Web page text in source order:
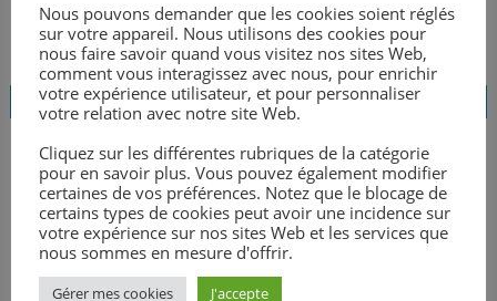
Formation sur le circuit du Mans
Posté14 mars 2023 par Laurence Bouthemy
Nous pouvons demander que les cookies soient réglés
sur votre appareil. Nous utilisons des cookies pour
nous faire savoir quand vous visitez nos sites Web,
comment vous interagissez avec nous, pour enrichir
votre expérience utilisateur, et pour personnaliser
votre relation avec notre site Web.
Cliquez sur les différentes rubriques de la catégorie
pour en savoir plus. Vous pouvez également modifier
certaines de vos préférences. Notez que le blocage de
certains types de cookies peut avoir une incidence sur
votre expérience sur nos sites Web et les services que
nous sommes en mesure d'offrir.
Gérer mes cookies J'accepte